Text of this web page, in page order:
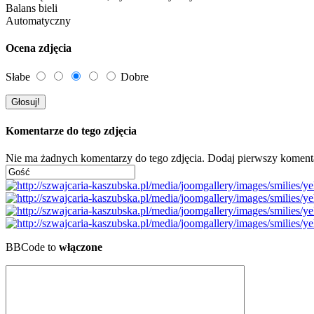
Balans bieli
Automatyczny
Ocena zdjęcia
Słabe Dobre
Komentarze do tego zdjęcia
Nie ma żadnych komentarzy do tego zdjęcia. Dodaj pierwszy
BBCode to włączone